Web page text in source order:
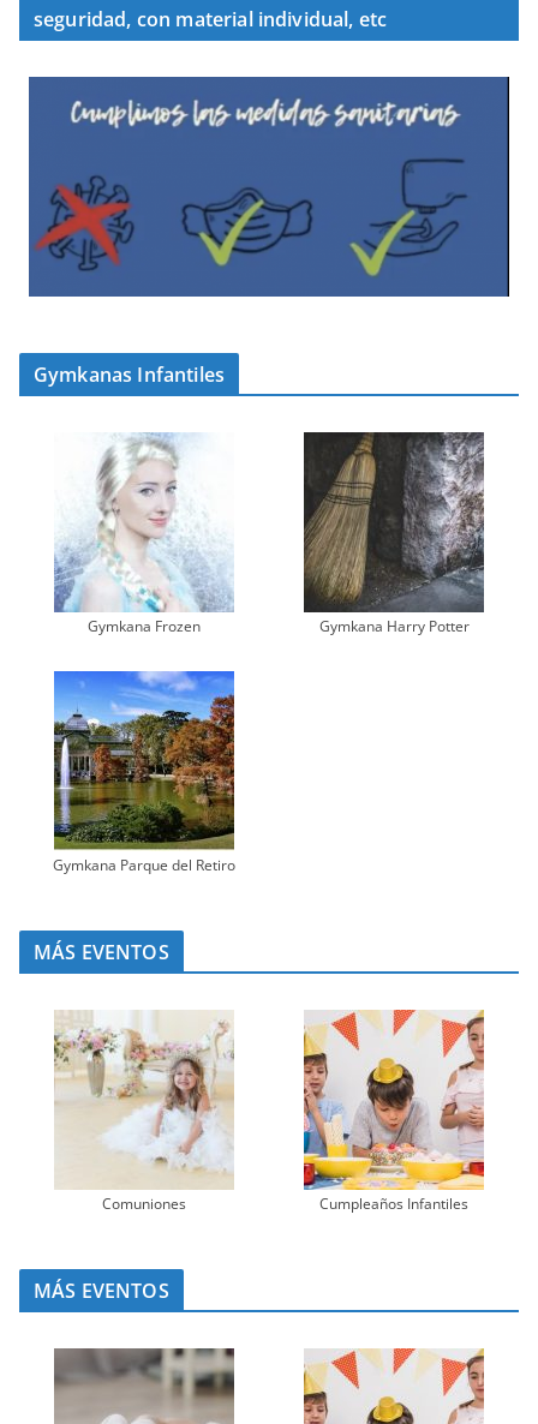
seguridad, con material individual, etc
Gymkanas Infantiles
Gymkana Frozen Gymkana Harry Potter
Gymkana Parque del Retiro
MÁS EVENTOS
Comuniones Cumpleaños Infantiles
MÁS EVENTOS